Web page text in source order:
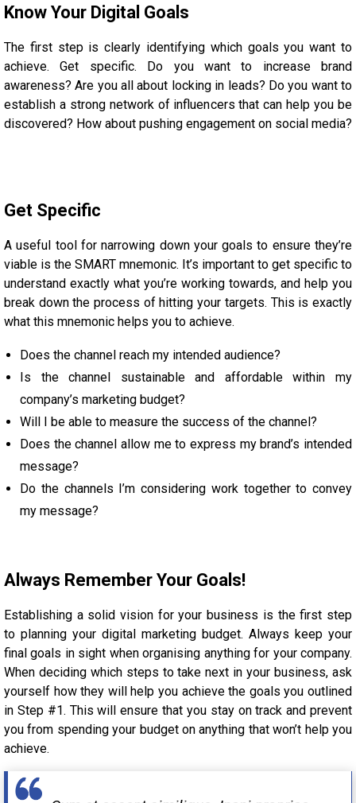
Know Your Digital Goals
The first step is clearly identifying which goals you want to
achieve. Get specific. Do you want to increase brand
awareness? Are you all about locking in leads? Do you want to
establish a strong network of influencers that can help you be
discovered? How about pushing engagement on social media?
Get Specific
A useful tool for narrowing down your goals to ensure they’re
viable is the SMART mnemonic. It’s important to get specific to
understand exactly what you’re working towards, and help you
break down the process of hitting your targets. This is exactly
what this mnemonic helps you to achieve.
Does the channel reach my intended audience?
Is the channel sustainable and affordable within my
company’s marketing budget?
Will I be able to measure the success of the channel?
Does the channel allow me to express my brand’s intended
message?
Do the channels I’m considering work together to convey
my message?
Always Remember Your Goals!
Establishing a solid vision for your business is the first step
to planning your digital marketing budget. Always keep your
final goals in sight when organising anything for your company.
When deciding which steps to take next in your business, ask
yourself how they will help you achieve the goals you outlined
in Step #1. This will ensure that you stay on track and prevent
you from spending your budget on anything that won’t help you
achieve.